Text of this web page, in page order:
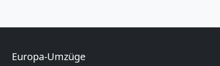
Europa-Umzüge